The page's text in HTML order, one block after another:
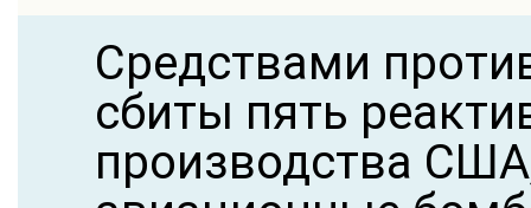
Средствами
сбиты пять
производства